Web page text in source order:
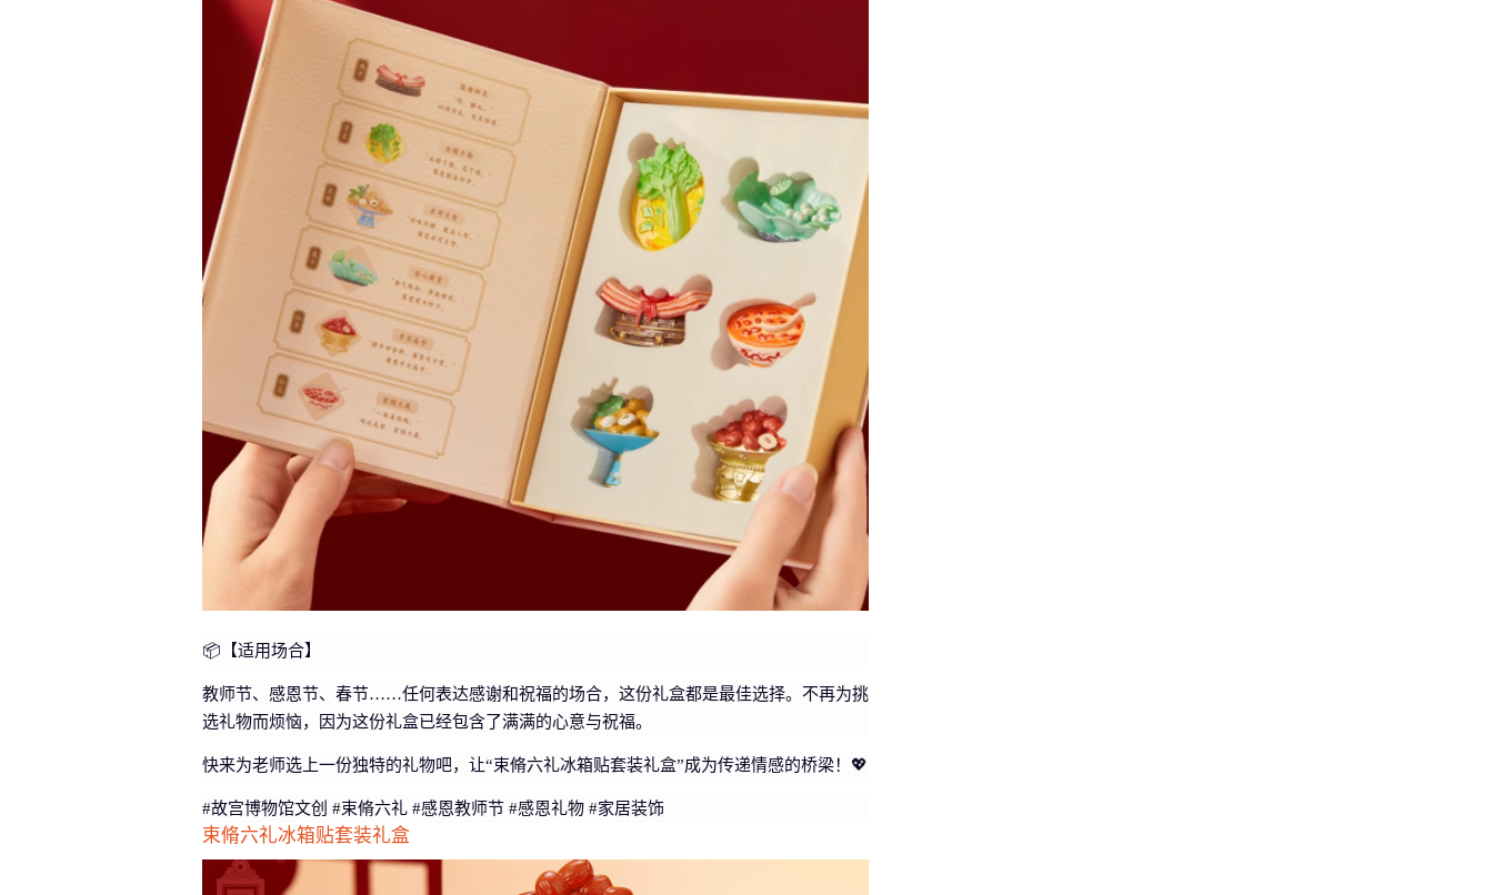
📦【适用场合】
教师节、感恩节、春节……任何表达感谢和祝福的场合，这份礼盒都是最佳选择。不再为挑
选礼物而烦恼，因为这份礼盒已经包含了满满的心意与祝福。
快来为老师选上一份独特的礼物吧，让“束脩六礼冰箱贴套装礼盒”成为传递情感的桥梁！💖
#故宫博物馆文创 #束脩六礼 #感恩教师节 #感恩礼物 #家居装饰
束脩六礼冰箱贴套装礼盒